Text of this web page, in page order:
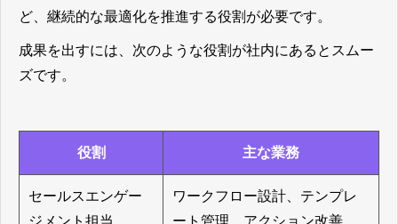
ど、継続的な最適化を推進する役割が必要です。
成果を出すには、次のような役割が社内にあるとスムー
ズです。
役割 主な業務
セールスエンゲー
ジメント担当
ワークフロー設計、テンプレ
ート管理、アクション改善